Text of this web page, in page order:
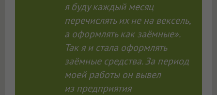
я буду каждый месяц
перечислять их не на вексель,
а оформлять как заёмные».
Так я и стала оформлять
заёмные средства. За период
моей работы он вывел
из предприятия